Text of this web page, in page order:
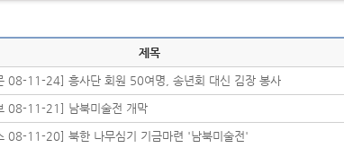
제목
08-11-24] 흥사단 회원 50여명, 송년회 대신 김장 봉사
08-11-21] 남북미술전 개막
08-11-20] 북한 나무심기 기금마련 '남북미술전'